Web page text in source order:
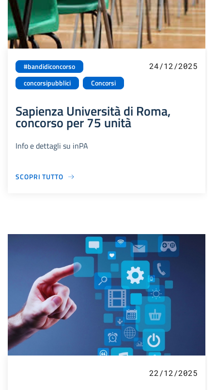
#bandidiconcorso
concorsipubblici
Concorsi
24/12/2025
Sapienza Università di Roma,
concorso per 75 unità
Info e dettagli su inPA
SCOPRI TUTTO
22/12/2025